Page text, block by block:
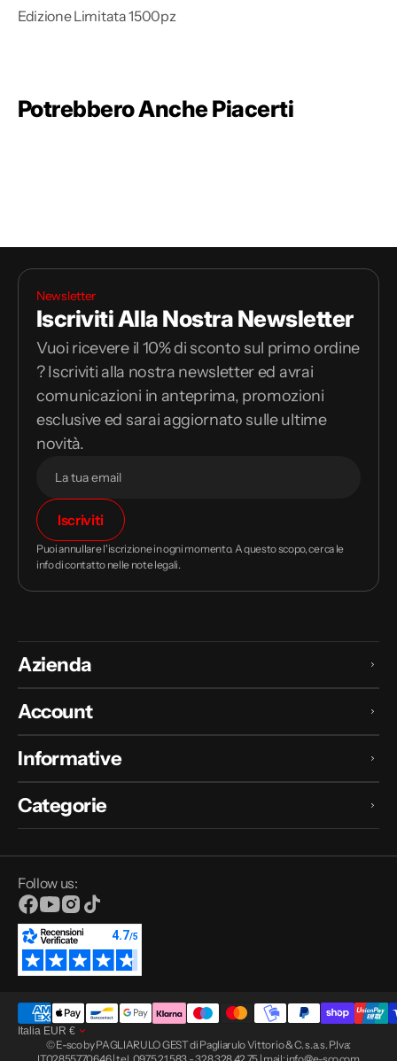
Edizione Limitata 1500pz
Potrebbero Anche Piacerti
Newsletter
Iscriviti Alla Nostra Newsletter
Vuoi ricevere il 10% di sconto sul primo ordine
? Iscriviti alla nostra newsletter ed avrai
comunicazioni in anteprima, promozioni
esclusive ed sarai aggiornato sulle ultime
novità.
Il
tuo
indirizzo
email
Iscriviti
Puoi annullare l'iscrizione in ogni momento. A questo scopo, cerca le
info di contatto nelle note legali.
Azienda
Account
Informative
Categorie
Follow us:
Facebook
YouTube
Instagram
TikTok
Italia EUR €
© E-sco by PAGLIARULO GEST di Pagliarulo Vittorio & C. s.a.s. P.Iva: